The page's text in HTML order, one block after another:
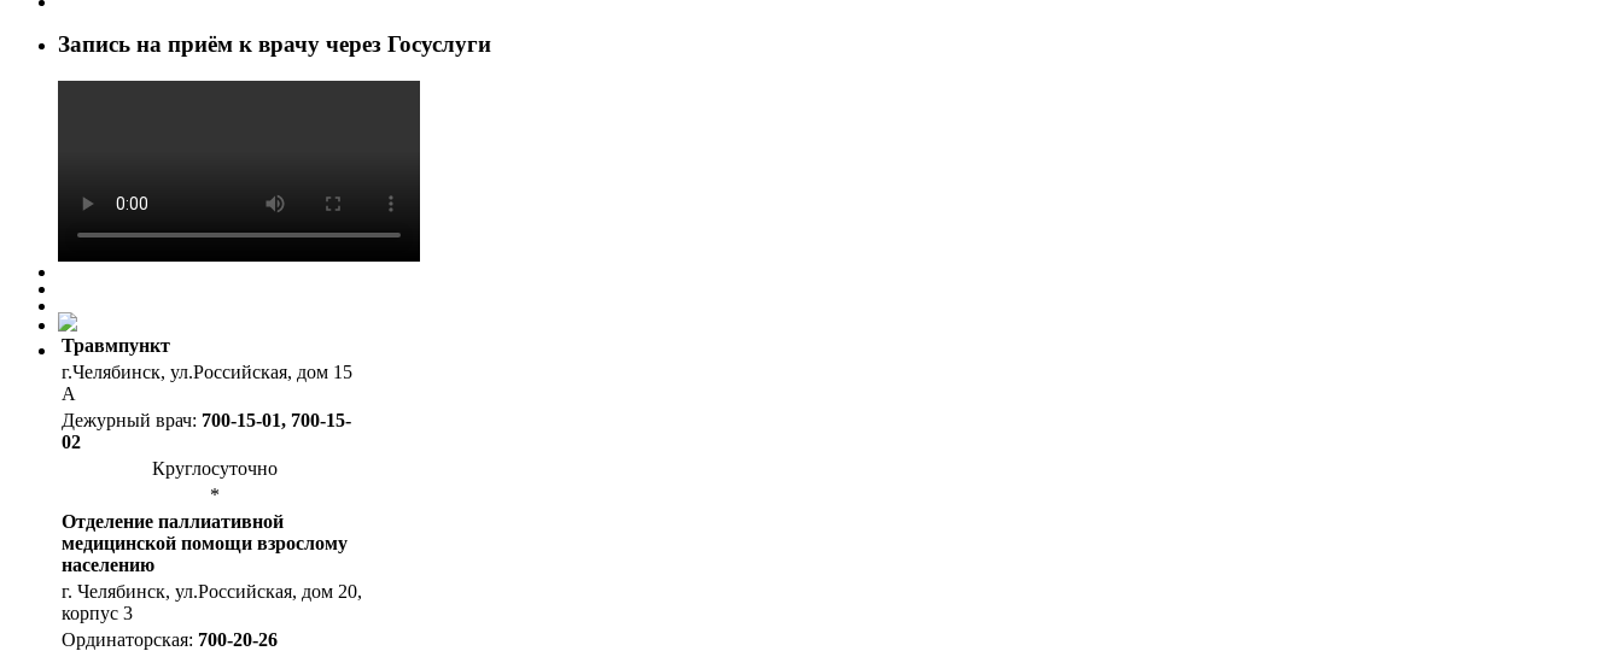
Запись на приём к врачу через Госуслуги
Травмпункт
г.Челябинск, ул.Российская, дом 15
А
Дежурный врач: 700-15-01, 700-15-
02
Круглосуточно
*
Отделение паллиативной
медицинской помощи взрослому
населению
г. Челябинск, ул.Российская, дом 20,
корпус 3
Ординаторская: 700-20-26